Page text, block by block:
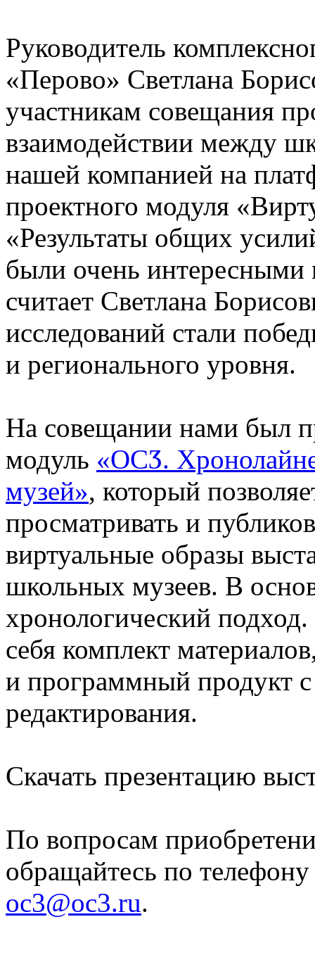
Руководитель
«Перово» Светлана
участникам совещания
взаимодействии между
нашей компанией на
проектного модуля
«Результаты общих
были очень
считает Светлана
исследований стали
и регионального уровня.
На совещании нами был
модуль «ОСӠ.
музей», который
просматривать и
виртуальные образы
школьных музеев. В
хронологический
себя комплект
и программный продукт
редактирования.
Скачать презентацию
По вопросам
обращайтесь по
oc3@oc3.ru.